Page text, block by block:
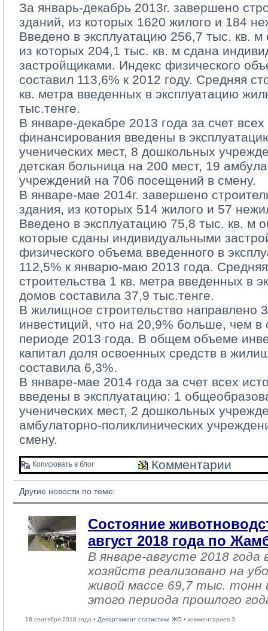
За январь-декабрь 2013г. завершено
зданий, из которых 1620 жилого и 184
Введено в эксплуатацию 256,7 тыс. кв.
из которых 204,1 тыс. кв. м сдана
застройщиками. Индекс физического
составил 113,6% к 2012 году. Средняя
кв. метра введенных в эксплуатацию
тыс.тенге.
В январе-декабре 2013 года за счет всех
финансирования введены в
ученических мест, 8 дошкольных
детская больница на 200 мест, 19
учреждений на 706 посещений в смену.
В январе-мае 2014г. завершено
здания, из которых 514 жилого и 57
Введено в эксплуатацию 75,8 тыс. кв. м
которые сданы индивидуальными
физического объема введенного в
112,5% к январю-маю 2013 года.
строительства 1 кв. метра введенных в
домов составила 37,9 тыс.тенге.
В жилищное строительство направлено
инвестиций, что на 20,9% больше, чем в
периоде 2013 года. В общем объеме
капитал доля освоенных средств в
составила 6,3%.
В январе-мае 2014 года за счет всех
введены в эксплуатацию: 1
ученических мест, 2 дошкольных
амбулаторно-поликлинических
смену.
Копировать в блог Комментарии
Другие новости по теме:
Состояние
август 2018 года по
В январе-августе 2018 года
хозяйств реализовано на
живой массе 69,7 тыс. тонн
этого периода прошлого
18 сентября 2018 года • Департамент статистики ЖО • комментариев 3